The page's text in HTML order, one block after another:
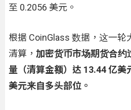
至 0.2056 美元。
根据 CoinGlass 数据，这一
清算， 加密货币市场期货合约
量（清算金额）达 13.44 亿美
美元来自多头部位。